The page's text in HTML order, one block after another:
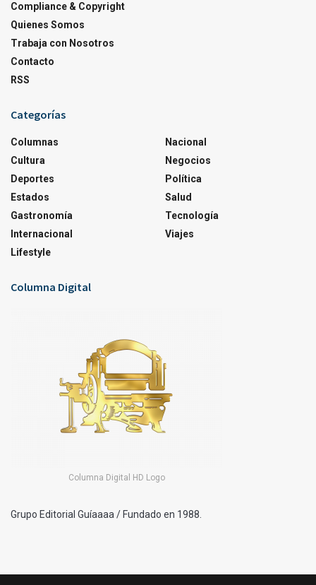
Compliance & Copyright
Quienes Somos
Trabaja con Nosotros
Contacto
RSS
Categorías
Columnas
Cultura
Deportes
Estados
Gastronomía
Internacional
Lifestyle
Nacional
Negocios
Política
Salud
Tecnología
Viajes
Columna Digital
Columna Digital HD Logo
Grupo Editorial Guíaaaa / Fundado en 1988.